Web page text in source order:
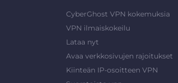
CyberGhost VPN kokemuksia
VPN ilmaiskokeilu
Lataa nyt
Avaa verkkosivujen rajoitukset
Kiinteän IP-osoitteen VPN